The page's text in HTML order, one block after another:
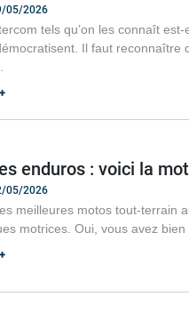
05/2026
tels qu’on les connaît
Il faut reconnaître
enduros : voici la
05/2026
meilleures motos tout-terrain
motrices. Oui, vous avez bien